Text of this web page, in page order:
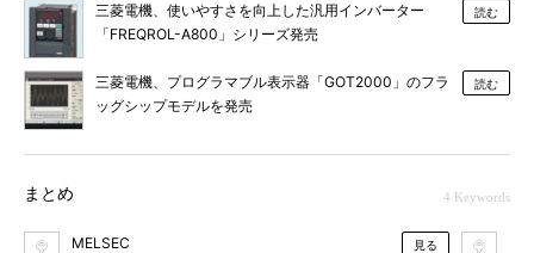
三菱電機、使いやすさを向上した汎用インバーター
「FREQROL-A800」シリーズ発売
読む
三菱電機、プログラマブル表示器「GOT2000」のフラ
ッグシップモデルを発売
読む
まとめ 4 Keywords
MELSEC 見る